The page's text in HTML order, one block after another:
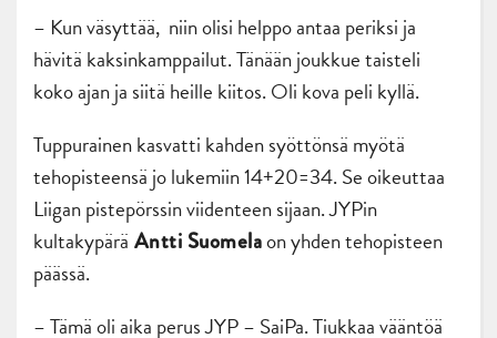
– Kun väsyttää, niin olisi helppo antaa periksi ja
hävitä kaksinkamppailut. Tänään joukkue taisteli
koko ajan ja siitä heille kiitos. Oli kova peli kyllä.
Tuppurainen kasvatti kahden syöttönsä myötä
tehopisteensä jo lukemiin 14+20=34. Se oikeuttaa
Liigan pistepörssin viidenteen sijaan. JYPin
kultakypärä Antti Suomelaon yhden tehopisteen
päässä.
– Tämä oli aika perus JYP – SaiPa. Tiukkaa vääntöä